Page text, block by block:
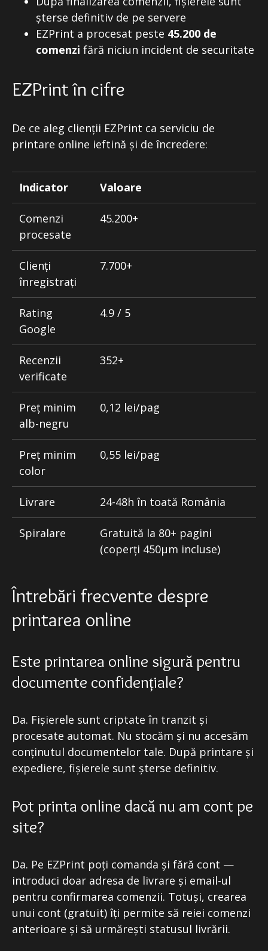
șterse definitiv de pe servere
EZPrint a procesat peste 45.200 de
comenzi fără niciun incident de securitate
EZPrint în cifre
De ce aleg clienții EZPrint ca serviciu de
printare online ieftină și de încredere:
Indicator Valoare
Comenzi
procesate
45.200+
Clienți
înregistrați
7.700+
Rating
Google
4.9 / 5
Recenzii
verificate
352+
Preț minim
alb-negru
0,12 lei/pag
Preț minim
color
0,55 lei/pag
Livrare 24-48h în toată România
Spiralare
Gratuită la 80+ pagini
(coperți 450μm incluse)
Întrebări frecvente despre
printarea online
Este printarea online sigură pentru
documente confidențiale?
Da. Fișierele sunt criptate în tranzit și
procesate automat. Nu stocăm și nu accesăm
conținutul documentelor tale. După printare și
expediere, fișierele sunt șterse definitiv.
Pot printa online dacă nu am cont pe
site?
Da. Pe EZPrint poți comanda și fără cont —
introduci doar adresa de livrare și email-ul
pentru confirmarea comenzii. Totuși, crearea
unui cont (gratuit) îți permite să reiei comenzi
anterioare și să urmărești statusul livrării.